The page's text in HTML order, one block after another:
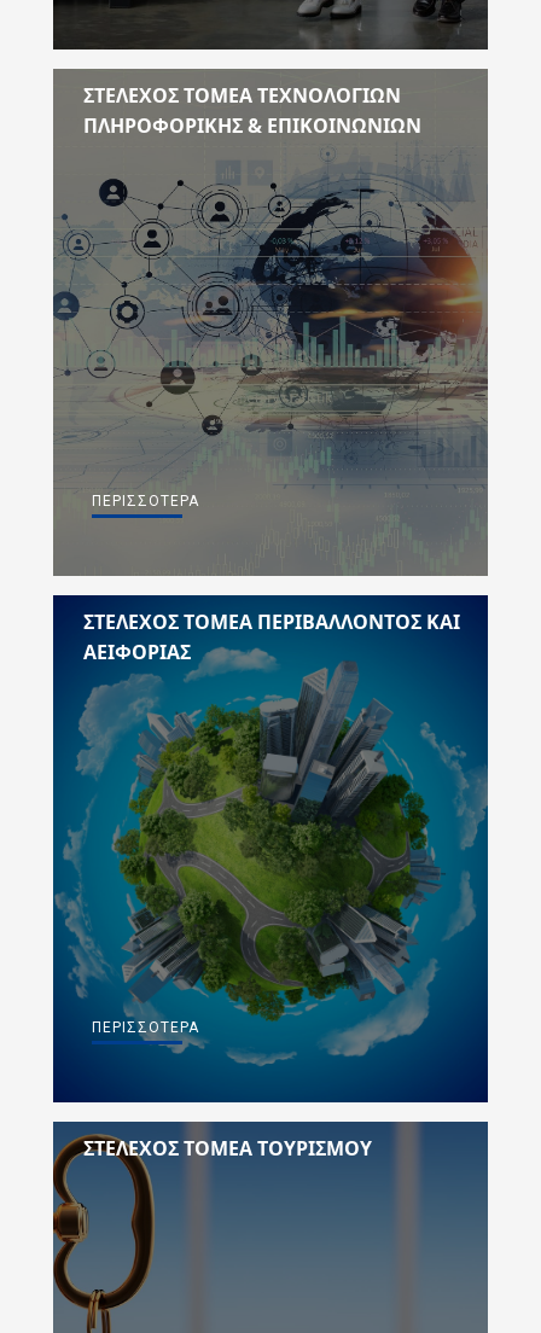
ΣΤΈΛΕΧΟΣ ΤΟΜΈΑ ΤΕΧΝΟΛΟΓΙΏΝ
ΠΛΗΡΟΦΟΡΙΚΉΣ & ΕΠΙΚΟΙΝΩΝΙΏΝ
ΠΕΡΙΣΣΌΤΕΡΑ
ΣΤΈΛΕΧΟΣ ΤΟΜΈΑ ΠΕΡΙΒΆΛΛΟΝΤΟΣ ΚΑΙ
ΑΕΙΦΟΡΊΑΣ
ΠΕΡΙΣΣΌΤΕΡΑ
ΣΤΈΛΕΧΟΣ ΤΟΜΈΑ ΤΟΥΡΙΣΜΟΎ